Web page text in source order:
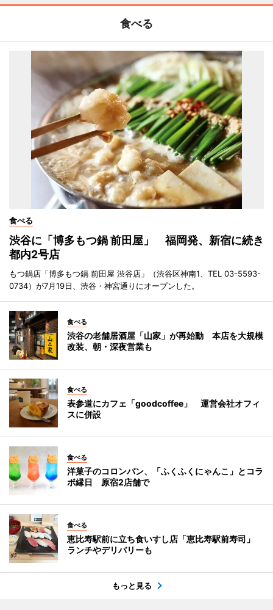
食べる
食べる
渋谷に「博多もつ鍋 前田屋」 福岡発、新宿に続き
都内2号店
もつ鍋店「博多もつ鍋 前田屋 渋谷店」（渋谷区神南1、TEL 03-5593-
0734）が7月19日、渋谷・神宮通りにオープンした。
食べる
渋谷の老舗居酒屋「山家」が再始動 本店を大規模
改装、朝・深夜営業も
食べる
表参道にカフェ「goodcoffee」 運営会社オフィ
スに併設
食べる
洋菓子のコロンバン、「ふくふくにゃんこ」とコラ
ボ縁日 原宿2店舗で
食べる
恵比寿駅前に立ち食いすし店「恵比寿駅前寿司」
ランチやデリバリーも
もっと見る